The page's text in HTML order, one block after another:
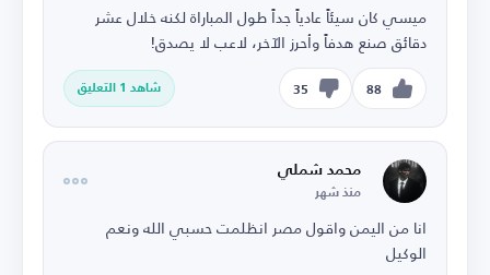
ميسي كان سيئاً عادياً جداً طول المباراة لكنه خلال عشر
دقائق صنع هدفاً وأحرز الآخر، لاعب لا يصدق!
88
35 شاهد 1 التعليق
محمد شملي
منذ شهر
انا من اليمن واقول مصر انظلمت حسبي الله ونعم
الوكيل